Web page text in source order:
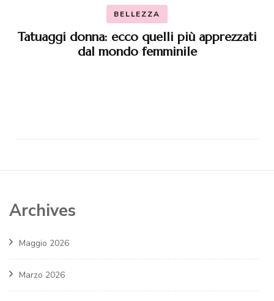
BELLEZZA
Tatuaggi donna: ecco quelli più apprezzati
dal mondo femminile
Archives
Maggio 2026
Marzo 2026